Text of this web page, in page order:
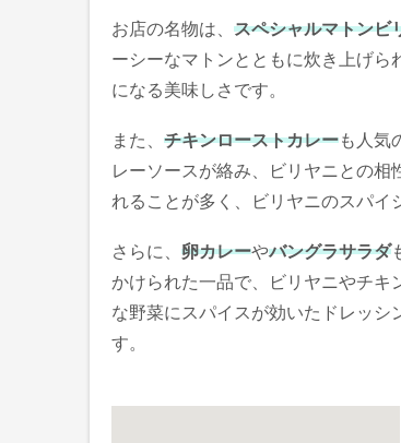
お店の名物は、 スペシャルマトンビ
ーシーなマトンとともに炊き上げら
になる美味しさです。
また、 チキンローストカレーも人気
レーソースが絡み、ビリヤニとの
れることが多く、ビリヤニのスパイ
さらに、 卵カレーやバングラサラダ
かけられた一品で、ビリヤニやチキ
な野菜にスパイスが効いたドレッシ
す。